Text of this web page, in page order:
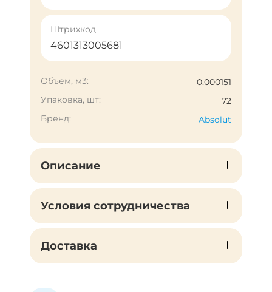
Штрихкод
4601313005681
Объем, м3:
0.000151
Упаковка, шт:
72
Бренд:
Absolut
Описание
Условия сотрудничества
Доставка